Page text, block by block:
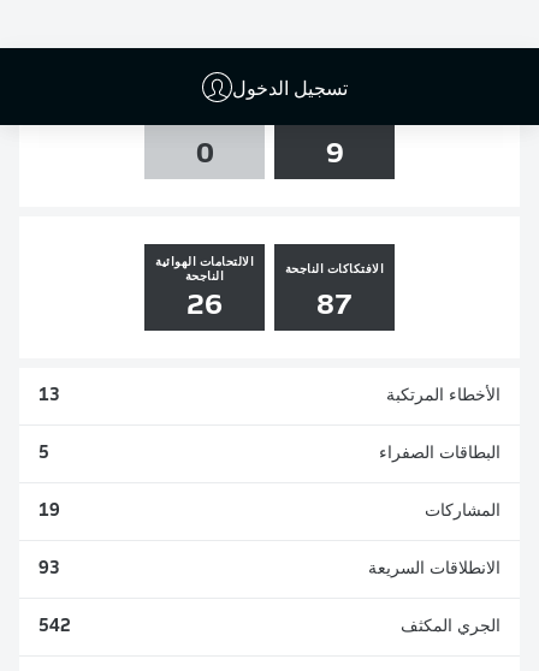
تسجيل الدخول
9
0
الافتكاكات الناجحة
87
الالتحامات الهوائية
الناجحة
26
الأخطاء المرتكبة 13
البطاقات الصفراء 5
المشاركات 19
الانطلاقات السريعة 93
الجري المكثف 542